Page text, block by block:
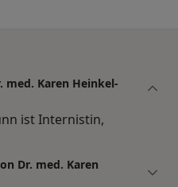
med. Karen Heinkel-
ist Internistin,
Dr. med. Karen